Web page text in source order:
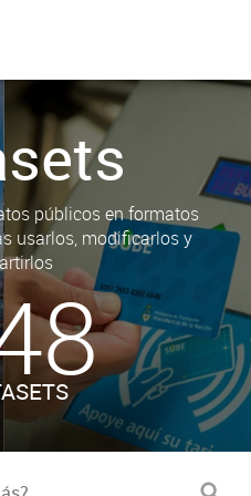
públicos en formatos
usarlos, modificarlos y